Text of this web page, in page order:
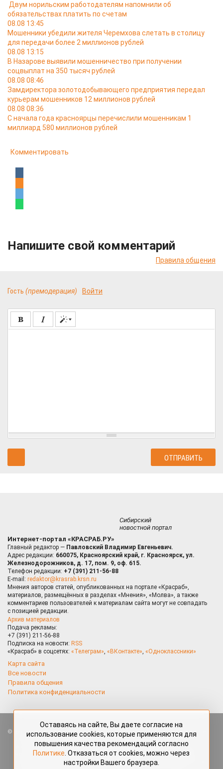
Двум норильским работодателям напомнили об
обязательствах платить по счетам
08.08 13:45
Мошенники убедили жителя Черемхова слетать в столицу
для передачи более 2 миллионов рублей
08.08 13:15
В Назарове выявили мошенничество при получении
соцвыплат на 350 тысяч рублей
08.08 08:46
Замдиректора золотодобывающего предприятия передал
курьерам мошенников 12 миллионов рублей
08.08 08:36
С начала года красноярцы перечислили мошенникам 1
миллиард 580 миллионов рублей
Комментировать
Напишите свой комментарий
Правила общения
Гость (премодерация) Войти
Сибирский
новостной портал
Интернет-портал «КРАСРАБ.РУ»
Главный редактор — Павловский Владимир Евгеньевич.
Адрес редакции: 660075, Красноярский край, г. Красноярск, ул.
Железнодорожников, д. 17, пом. 9, оф. 615.
Телефон редакции: +7 (391) 211-56-88
E-mail: redaktor@krasrab.krsn.ru
Мнения авторов статей, опубликованных на портале «Красраб»,
материалов, размещённых в разделах «Мнения», «Молва», а также
комментариев пользователей к материалам сайта могут не совпадать
с позицией редакции.
Архив материалов
Подача рекламы:
+7 (391) 211-56-88
Подписка на новости: RSS
«Красраб» в соцсетях: «Телеграм», «ВКонтакте», «Одноклассники»
Карта сайта
Все новости
Правила общения
Политика конфиденциальности
Все права защищены. Любые материалы, размещённые на портале
«Красраб.ру» сотрудниками редакции, нештатными авторами
и читателями, являются объектами авторского права. Полное или
частичное использование материалов, размещённых на портале
«Красраб.ру», допускается только с письменного согласия редакции
Оставаясь на сайте, Вы даете согласие на
использование cookies, которые применяются для
повышения качества рекомендаций согласно
Политике . Отказаться от cookies, можно через
настройки Вашего браузера.